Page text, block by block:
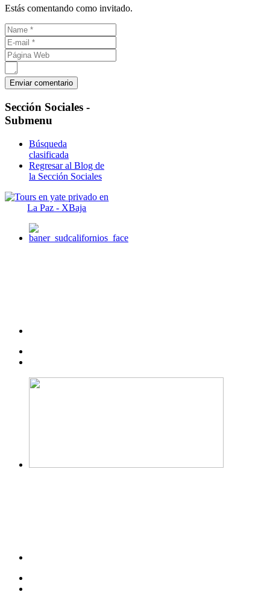
Estás comentando como invitado.
Sección Sociales -
Submenu
Búsqueda
clasificada
Regresar al Blog de
la Sección Sociales